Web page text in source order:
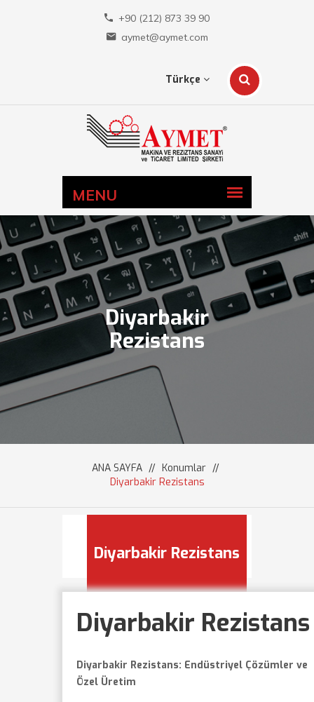
+90 (212) 873 39 90
aymet@aymet.com
Türkçe
Diyarbakir
Rezistans
ANA SAYFA // Konumlar //
Diyarbakir Rezistans
Diyarbakir Rezistans
Diyarbakir Rezistans
Diyarbakir Rezistans: Endüstriyel Çözümler ve
Özel Üretim